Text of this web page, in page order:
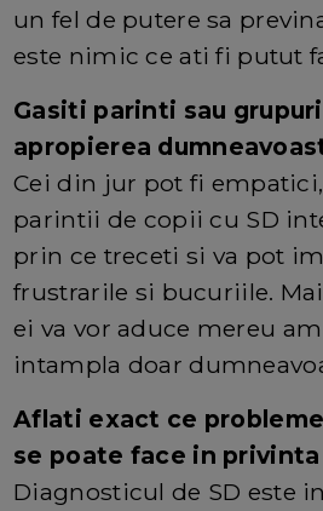
un fel de putere sa
este nimic ce ati fi putut
Gasiti parinti sau
apropierea
Cei din jur pot fi
parintii de copii cu SD
prin ce treceti si va pot
frustrarile si bucuriile.
ei va vor aduce mereu
intampla doar
Aflati exact ce
se poate face in
Diagnosticul de SD este